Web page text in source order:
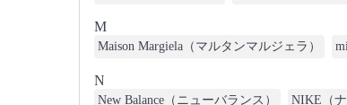
M
Maison Margiela（マルタンマルジェラ）
N
New Balance（ニューバランス） NIKE（ナ